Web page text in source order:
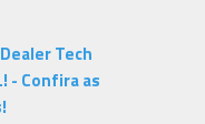
Dealer Tech
- Confira as